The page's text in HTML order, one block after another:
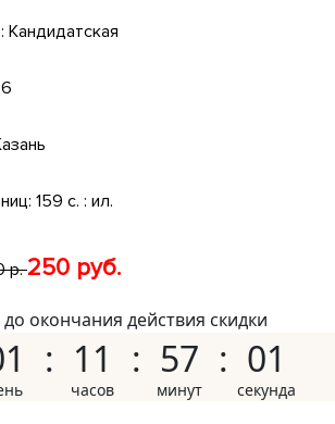
Кандидатская
159 с. : ил.
р.250 руб.
до окончания действия скидки
11 57 00